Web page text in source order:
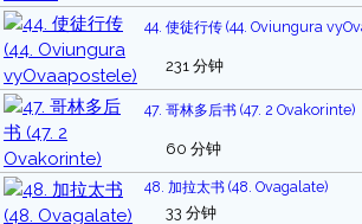
44. 使徒行传 (44. Oviungura
231 分钟
47. 哥林多后书 (47. 2 Ovakorinte)
60 分钟
48. 加拉太书 (48. Ovagalate)
33 分钟